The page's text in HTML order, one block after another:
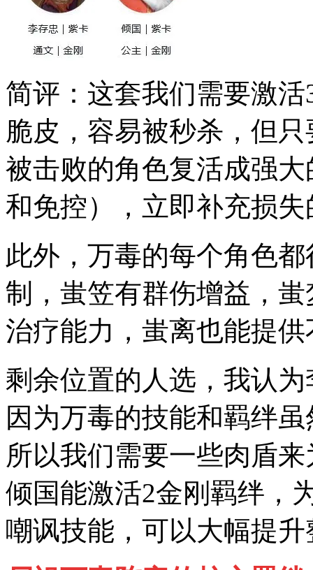
简评：这套我们需要激
脆皮，容易被秒杀，但
被击败的角色复活成强
和免控），立即补充损
此外，万毒的每个角色
制，蚩笠有群伤增益，
治疗能力，蚩离也能提
剩余位置的人选，我认
因为万毒的技能和羁绊
所以我们需要一些肉盾
倾国能激活2金刚羁绊，
嘲讽技能，可以大幅提